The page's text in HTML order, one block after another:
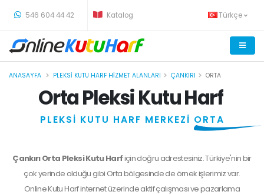
546 604 44 42 Katalog Türkçe
ANASAYFA PLEKSI KUTU HARF HIZMET ALANLARI ÇANKIRI ORTA
Orta Pleksi Kutu Harf
PLEKSİ KUTU HARF MERKEZİ ORTA
Çankırı Orta Pleksi Kutu Harfiçin doğru adrestesiniz. Türkiye'nin bir
çok yerinde olduğu gibi Orta bölgesinde de örnek işlerimiz var.
Online Kutu Harf internet üzerinde aktif çalışması ve pazarlama